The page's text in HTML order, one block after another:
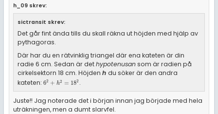
h_09 skrev:
sictransit skrev:
Det går fint ända tills du skall räkna ut höjden med hjälp av
pythagoras.
Där har du en rätvinklig triangel där ena kateten är din
radie 6 cm. Sedan är dethypotenusansom är radien på
cirkelsektorn 18 cm. Höjden h du söker är den andra
kateten: 62 + h2 = 182
62+ h2 =182 .
Juste!! Jag noterade det i början innan jag började med hela
uträkningen, men a dumt slarvfel.